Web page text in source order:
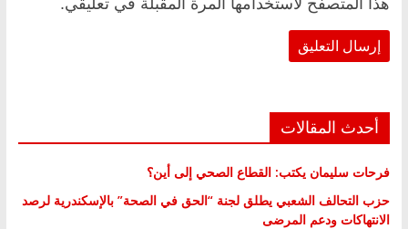
أحدث المقالات
فرحات سليمان يكتب: القطاع الصحي إلى أين؟
حزب التحالف الشعبي يطلق لجنة “الحق في الصحة” بالإسكندرية لرصد
الانتهاكات ودعم المرضى